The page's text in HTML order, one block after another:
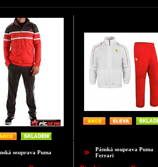
souprava Puma
Pánská souprava Puma
Ferrari